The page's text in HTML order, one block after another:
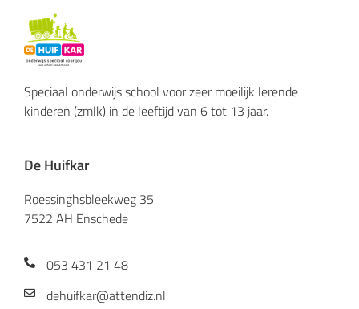
Speciaal onderwijs school voor zeer moeilijk lerende
kinderen (zmlk) in de leeftijd van 6 tot 13 jaar.
De Huifkar
Roessinghsbleekweg 35
7522 AH Enschede
053 431 21 48
dehuifkar@attendiz.nl